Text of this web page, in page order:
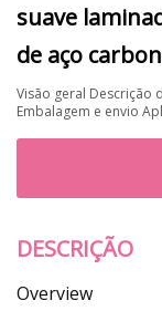
suave
de aço
Visão geral Descrição
Embalagem e envio
DESCRIÇÃO
Overview